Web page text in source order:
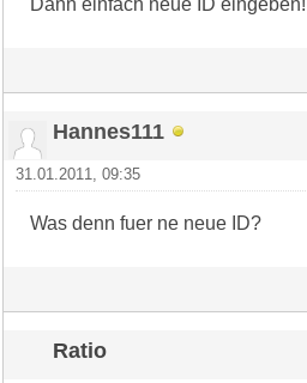
Hannes111
31.01.2011, 09:35
Was denn fuer ne neue ID?
Ratio